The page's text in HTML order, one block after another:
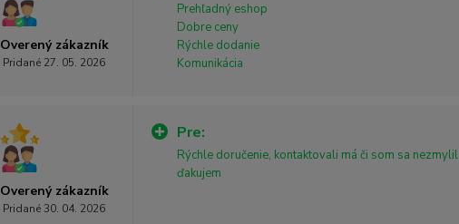
Overený zákazník
Pridané 27. 05. 2026
Prehľadný eshop
Dobre ceny
Rýchle dodanie
Komunikácia
Overený zákazník
Pridané 30. 04. 2026
Pre:
Rýchle doručenie, kontaktovali má či som sa
ďakujem